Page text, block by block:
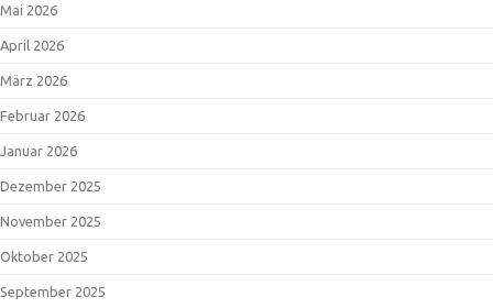
Mai 2026
April 2026
März 2026
Februar 2026
Januar 2026
Dezember 2025
November 2025
Oktober 2025
September 2025